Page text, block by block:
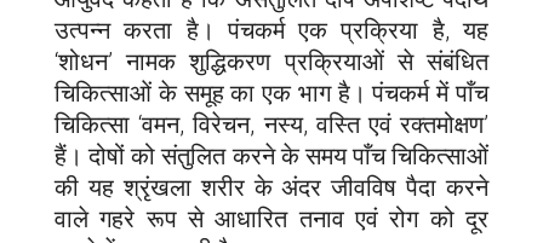
उत्पन्न करता है। पंचकर्म एक प्रक्रिया है, यह
‘शोधन’ नामक शुद्धिकरण प्रक्रियाओं से संबंधित
चिकित्साओं के समूह का एक भाग है। पंचकर्म में पाँच
चिकित्सा ‘वमन, विरेचन, नस्य, वस्ति एवं रक्तमोक्षण’
हैं। दोषों को संतुलित करने के समय पाँच चिकित्साओं
की यह श्रृंखला शरीर के अंदर जीवविष पैदा करने
वाले गहरे रूप से आधारित तनाव एवं रोग को दूर